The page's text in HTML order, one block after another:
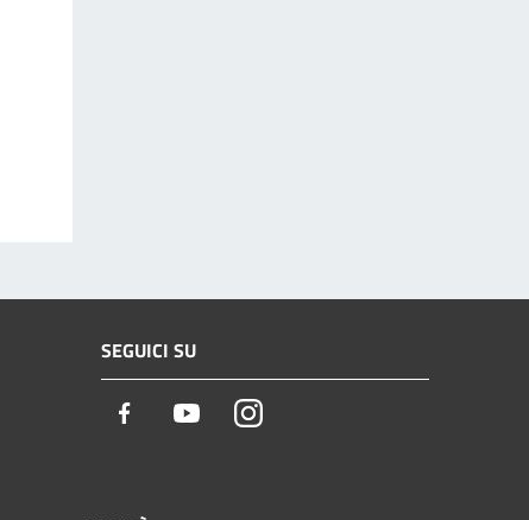
SEGUICI SU
Facebook YoutubeInstagram